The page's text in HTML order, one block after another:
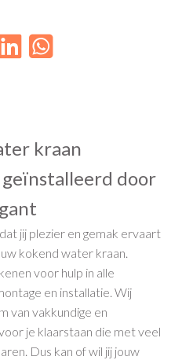
kraan
door
jij plezier en gemak ervaart
kokend water kraan.
voor hulp in alle
en installatie. Wij
van vakkundige en
je klaarstaan die met veel
Dus kan of wil jij jouw